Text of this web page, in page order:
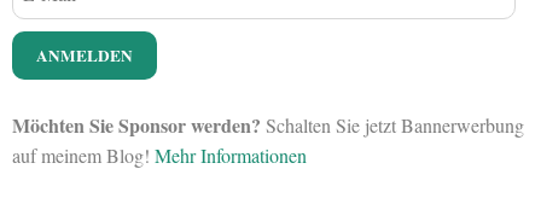
Möchten Sie Sponsor werden? Schalten Sie jetzt Bannerwerbung
auf meinem Blog! Mehr Informationen